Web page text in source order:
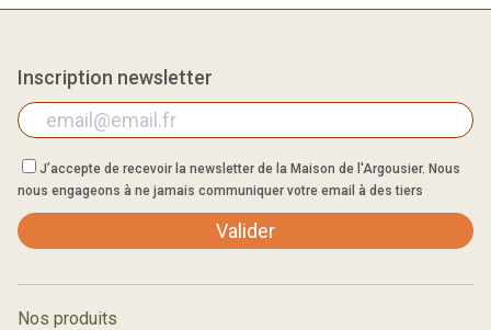
Nos produits
Inscription newsletter
J’accepte de recevoir la newsletter de la Maison de l'Argousier. Nous
nous engageons à ne jamais communiquer votre email à des tiers
Valider